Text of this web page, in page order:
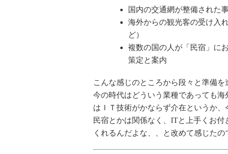
国内の交通網が整備された
海外からの観光客の受け入
ど）
複数の国の人が「民宿」に
策定と案内
こんな感じのところから段々と準備
今の時代はどういう業種であっても
はＩＴ技術がかならず介在というか
民宿とかは関係なく、ITと上手くお
くれるんだよな、、と改めて感じたの